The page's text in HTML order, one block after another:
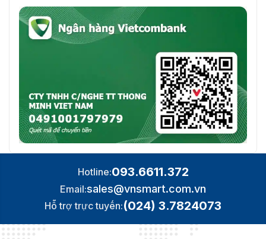
Hotline:093.6611.372
Email:sales@vnsmart.com.vn
Hỗ trợ trực tuyến:(024) 3.7824073